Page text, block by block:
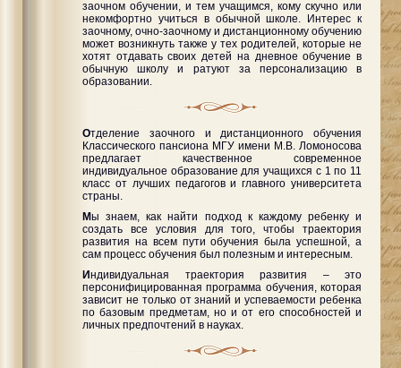
заочном обучении, и тем учащимся, кому скучно или
некомфортно учиться в обычной школе. Интерес к
заочному, очно-заочному и дистанционному обучению
может возникнуть также у тех родителей, которые не
хотят отдавать своих детей на дневное обучение в
обычную школу и ратуют за персонализацию в
образовании.
Отделение заочного и дистанционного обучения
Классического пансиона МГУ имени М.В. Ломоносова
предлагает качественное современное
индивидуальное образование для учащихся с 1 по 11
класс от лучших педагогов и главного университета
страны.
Мы знаем, как найти подход к каждому ребенку и
создать все условия для того, чтобы траектория
развития на всем пути обучения была успешной, а
сам процесс обучения был полезным и интересным.
Индивидуальная траектория развития – это
персонифицированная программа обучения, которая
зависит не только от знаний и успеваемости ребенка
по базовым предметам, но и от его способностей и
личных предпочтений в науках.